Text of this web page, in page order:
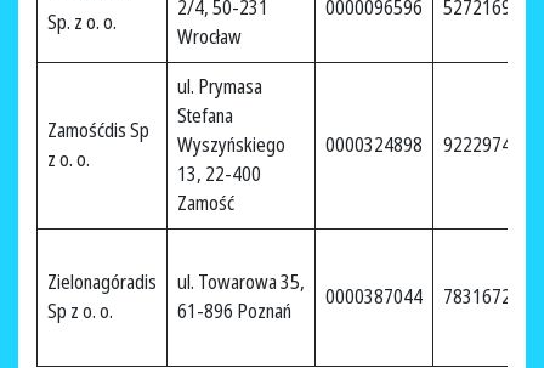
Sp. z o. o.
2/4, 50-231
Wrocław
0000096596 5272169141
Zamośćdis Sp
z o. o.
ul. Prymasa
Stefana
Wyszyńskiego
13, 22-400
Zamość
0000324898 9222974339
Zielonagóradis
Sp z o. o.
ul. Towarowa 35,
61-896 Poznań
0000387044 7831672875